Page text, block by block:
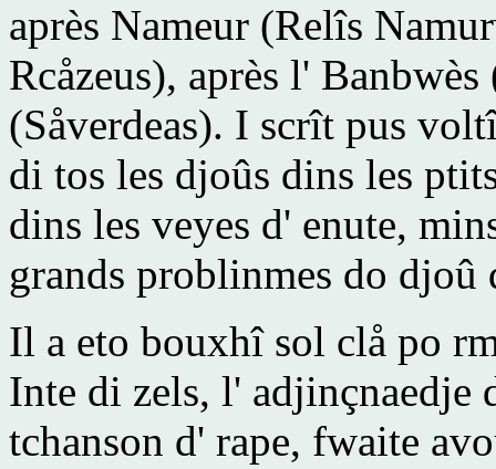
après Nameur (Relîs
Rcåzeus), après l'
(Såverdeas). I scrît pus
di tos les djoûs dins les
dins les veyes d' enute,
grands problinmes do djoû
Il a eto bouxhî sol clå po
Inte di zels, l' adjinçnaedje
tchanson d' rape, fwaite